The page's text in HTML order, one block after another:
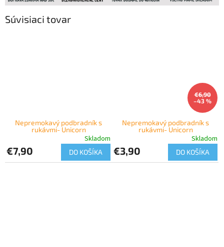
Súvisiaci tovar
Nepremokavý podbradník s
rukávmi- Unicorn
Skladom
€7,90 DO KOŠÍKA
€6,90
–43 %
Nepremokavý podbradník s
rukávmi- Unicorn
Skladom
€3,90 DO KOŠÍKA